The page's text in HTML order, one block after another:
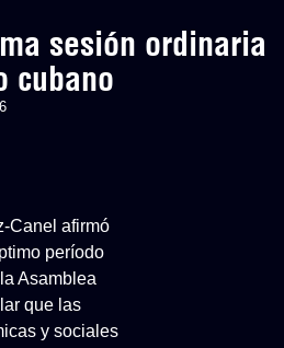
sesión ordinaria
cubano
Canel afirmó
período
Asamblea
que las
y sociales